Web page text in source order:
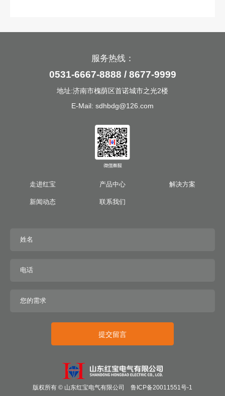
服务热线：
0531-6667-8888 / 8677-9999
地址:济南市槐荫区首诺城市之光2楼
E-Mail: sdhbdg@126.com
走进红宝 产品中心 解决方案
新闻动态 联系我们
提交留言
版权所有 © 山东红宝电气有限公司 鲁ICP备20011551号-1